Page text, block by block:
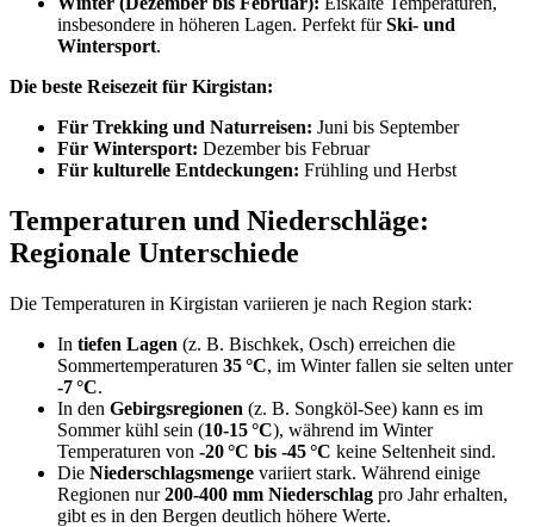
insbesondere in höheren Lagen. Perfekt fürSki- und
Wintersport.
Die beste Reisezeit für Kirgistan:
Für Trekking und Naturreisen: Juni bis September
Für Wintersport: Dezember bis Februar
Für kulturelle Entdeckungen: Frühling und Herbst
Temperaturen und Niederschläge:
Regionale Unterschiede
Die Temperaturen in Kirgistan variieren je nach Region stark:
In tiefen Lagen (z. B. Bischkek, Osch) erreichen die
Sommertemperaturen 35 °C, im Winter fallen sie selten unter
-7 °C.
In den Gebirgsregionen (z. B. Songköl-See) kann es im
Sommer kühl sein (10-15 °C), während im Winter
Temperaturen von -20 °C bis -45 °C keine Seltenheit sind.
Die Niederschlagsmenge variiert stark. Während einige
Regionen nur200-400 mm Niederschlag pro Jahr erhalten,
gibt es in den Bergen deutlich höhere Werte.